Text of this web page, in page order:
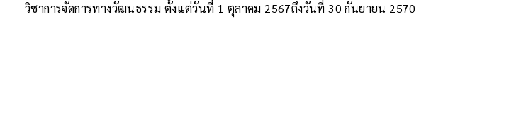
วิชาการจัดการทางวัฒนธรรม ตั้งแต่วันที่ 1 ตุลาคม 2567ถึงวันที่ 30 กันยายน 2570